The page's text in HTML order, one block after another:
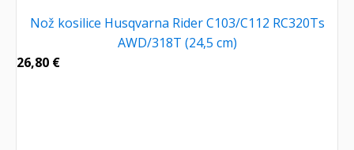
Nož kosilice Husqvarna Rider C103/C112 RC320Ts
AWD/318T (24,5 cm)
26,80 €